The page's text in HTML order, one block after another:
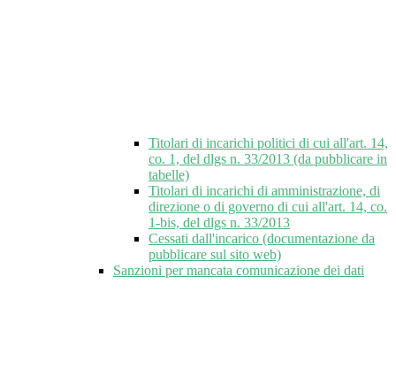
Titolari di incarichi politici di cui all'art. 14,
co. 1, del dlgs n. 33/2013 (da pubblicare in
tabelle)
Titolari di incarichi di amministrazione, di
direzione o di governo di cui all'art. 14, co.
1-bis, del dlgs n. 33/2013
Cessati dall'incarico (documentazione da
pubblicare sul sito web)
Sanzioni per mancata comunicazione dei dati